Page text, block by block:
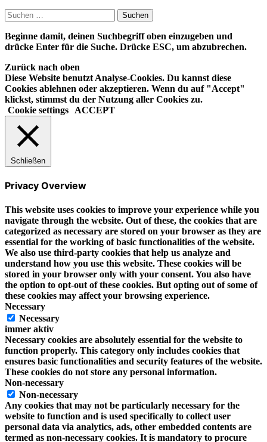
Suchen
nach:
Beginne damit, deinen Suchbegriff oben einzugeben und
drücke Enter für die Suche. Drücke ESC, um abzubrechen.
Zurück nach oben
Diese Website benutzt Analyse-Cookies. Du kannst diese
Cookies ablehnen oder akzeptieren. Wenn du auf "Accept"
klickst, stimmst du der Nutzung aller Cookies zu.
Cookie settings
ACCEPT
Schließen
Privacy Overview
This website uses cookies to improve your experience while you
navigate through the website. Out of these, the cookies that are
categorized as necessary are stored on your browser as they are
essential for the working of basic functionalities of the website.
We also use third-party cookies that help us analyze and
understand how you use this website. These cookies will be
stored in your browser only with your consent. You also have
the option to opt-out of these cookies. But opting out of some of
these cookies may affect your browsing experience.
Necessary
Necessary
immer aktiv
Necessary cookies are absolutely essential for the website to
function properly. This category only includes cookies that
ensures basic functionalities and security features of the website.
These cookies do not store any personal information.
Non-necessary
Non-necessary
Any cookies that may not be particularly necessary for the
website to function and is used specifically to collect user
personal data via analytics, ads, other embedded contents are
termed as non-necessary cookies. It is mandatory to procure